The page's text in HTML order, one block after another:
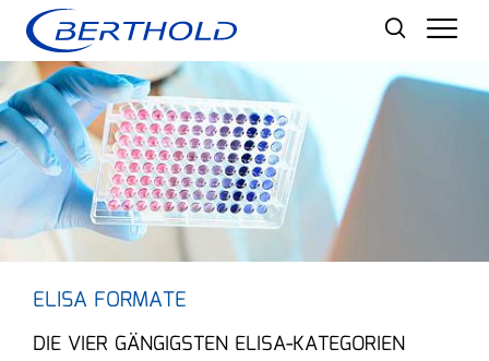
ELISA FORMATE
DIE VIER GÄNGIGSTEN ELISA-KATEGORIEN